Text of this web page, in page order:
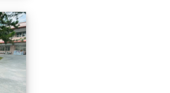
1141208拜會光復國小